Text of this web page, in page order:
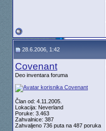
28.6.2006, 1:42
Covenant
Deo inventara foruma
Član od: 4.11.2005.
Lokacija: Neverland
Poruke: 3.463
Zahvalnice: 387
Zahvaljeno 736 puta na 487 poruka